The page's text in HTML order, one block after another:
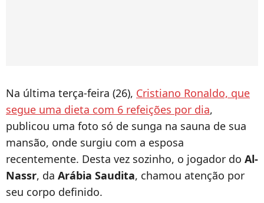
Na última terça-feira (26), Cristiano Ronaldo, que
segue uma dieta com 6 refeições por dia,
publicou uma foto só de sunga na sauna de sua
mansão, onde surgiu com a esposa
recentemente. Desta vez sozinho, o jogador do Al-
Nassr, da Arábia Saudita, chamou atenção por
seu corpo definido.